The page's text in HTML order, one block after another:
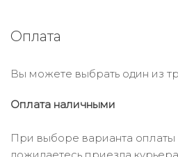
Оплата
Вы можете выбрать один из
Оплата наличными
При выборе варианта